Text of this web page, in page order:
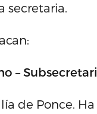
secretaria.
–
de Ponce.